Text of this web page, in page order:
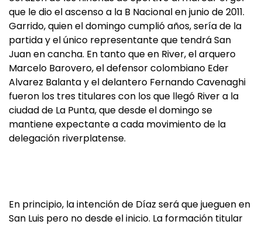
que le dio el ascenso a la B Nacional en junio de 2011.
Garrido, quien el domingo cumplió años, sería de la
partida y el único representante que tendrá San
Juan en cancha. En tanto que en River, el arquero
Marcelo Barovero, el defensor colombiano Eder
Alvarez Balanta y el delantero Fernando Cavenaghi
fueron los tres titulares con los que llegó River a la
ciudad de La Punta, que desde el domingo se
mantiene expectante a cada movimiento de la
delegación riverplatense.
En principio, la intención de Díaz será que jueguen en
San Luis pero no desde el inicio. La formación titular